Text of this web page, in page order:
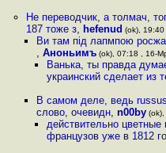
Не переводчик, а толмач,
187 тоже з, hefenud (ok),
Ви там пiд лапмпою
, Аноньимъ(ok), 07:18 , 16-
Ванька, ты правда
украинский сделает из
В самом деле, ведь
слово, очевидн, n00by(ok),
действительно
французов уже в 1812